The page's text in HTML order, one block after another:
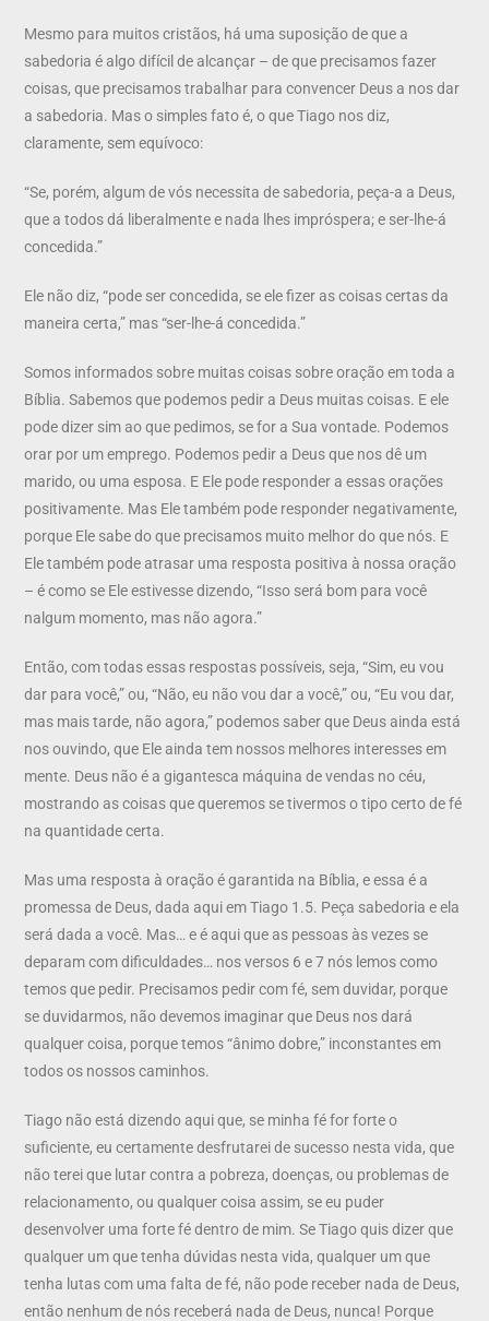
Mesmo para muitos cristãos, há uma suposição de que a
sabedoria é algo difícil de alcançar – de que precisamos fazer
coisas, que precisamos trabalhar para convencer Deus a nos dar
a sabedoria. Mas o simples fato é, o que Tiago nos diz,
claramente, sem equívoco:
“Se, porém, algum de vós necessita de sabedoria, peça-a a Deus,
que a todos dá liberalmente e nada lhes impróspera; e ser-lhe-á
concedida.”
Ele não diz, “pode ser concedida, se ele fizer as coisas certas da
maneira certa,” mas “ser-lhe-á concedida.”
Somos informados sobre muitas coisas sobre oração em toda a
Bíblia. Sabemos que podemos pedir a Deus muitas coisas. E ele
pode dizer sim ao que pedimos, se for a Sua vontade. Podemos
orar por um emprego. Podemos pedir a Deus que nos dê um
marido, ou uma esposa. E Ele pode responder a essas orações
positivamente. Mas Ele também pode responder negativamente,
porque Ele sabe do que precisamos muito melhor do que nós. E
Ele também pode atrasar uma resposta positiva à nossa oração
– é como se Ele estivesse dizendo, “Isso será bom para você
nalgum momento, mas não agora.”
Então, com todas essas respostas possíveis, seja, “Sim, eu vou
dar para você,” ou, “Não, eu não vou dar a você,” ou, “Eu vou dar,
mas mais tarde, não agora,” podemos saber que Deus ainda está
nos ouvindo, que Ele ainda tem nossos melhores interesses em
mente. Deus não é a gigantesca máquina de vendas no céu,
mostrando as coisas que queremos se tivermos o tipo certo de fé
na quantidade certa.
Mas uma resposta à oração é garantida na Bíblia, e essa é a
promessa de Deus, dada aqui em Tiago 1.5. Peça sabedoria e ela
será dada a você. Mas… e é aqui que as pessoas às vezes se
deparam com dificuldades… nos versos 6 e 7 nós lemos como
temos que pedir. Precisamos pedir com fé, sem duvidar, porque
se duvidarmos, não devemos imaginar que Deus nos dará
qualquer coisa, porque temos “ânimo dobre,” inconstantes em
todos os nossos caminhos.
Tiago não está dizendo aqui que, se minha fé for forte o
suficiente, eu certamente desfrutarei de sucesso nesta vida, que
não terei que lutar contra a pobreza, doenças, ou problemas de
relacionamento, ou qualquer coisa assim, se eu puder
desenvolver uma forte fé dentro de mim. Se Tiago quis dizer que
qualquer um que tenha dúvidas nesta vida, qualquer um que
tenha lutas com uma falta de fé, não pode receber nada de Deus,
então nenhum de nós receberá nada de Deus, nunca! Porque